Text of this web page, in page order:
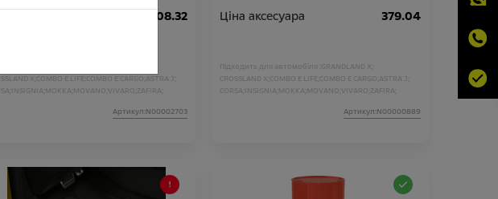
308.32
X; COMBO E LIFE; COMBO E CARGO; ASTRA J;
INSIGNIA; MOKKA; MOVANO; VIVARO; ZAFIRA;
Артикул:N00002703
Ціна аксесуара 379.04
Підходить для автомобіля :
GRANDLAND X;
CROSSLAND X; COMBO E LIFE; COMBO E CARGO; ASTRA J;
CORSA; INSIGNIA; MOKKA; MOVANO; VIVARO; ZAFIRA;
Артикул:N00000889